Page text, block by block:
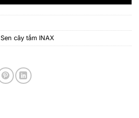
Sen cây tắm INAX